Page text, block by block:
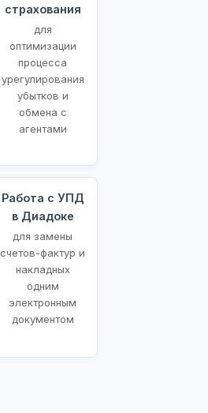
страхования
для
оптимизации
процесса
урегулирования
убытков и
обмена с
агентами
Работа с УПД
в Диадоке
для замены
счетов-фактур и
накладных
одним
электронным
документом